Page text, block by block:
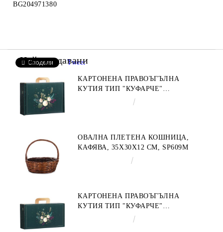
BG204971380
Сподели Tweet
Най-продавани
КАРТОНЕНА ПРАВОЪГЪЛНА
КУТИЯ ТИП "КУФАРЧЕ"
ENCHANTED NATURE, ЗЕЛЕНО/
ОВАЛНА ПЛЕТЕНА КОШНИЦА,
КАФЯВА, 35X30X12 СМ, SP609M
КАРТОНЕНА ПРАВОЪГЪЛНА
КУТИЯ ТИП "КУФАРЧЕ"
ENCHANTED NATURE, ЗЕЛЕНО/